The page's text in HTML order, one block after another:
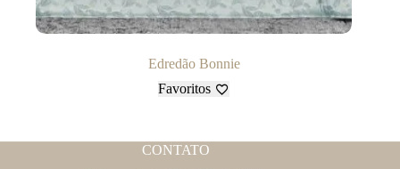
Edredão Bonnie
Favoritos
CONTATO